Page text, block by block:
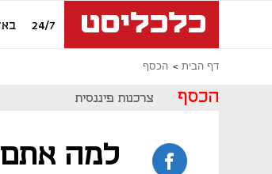
24/7
דף הבית הכסף
הכסף צרכנות פיננסית
למה אתם